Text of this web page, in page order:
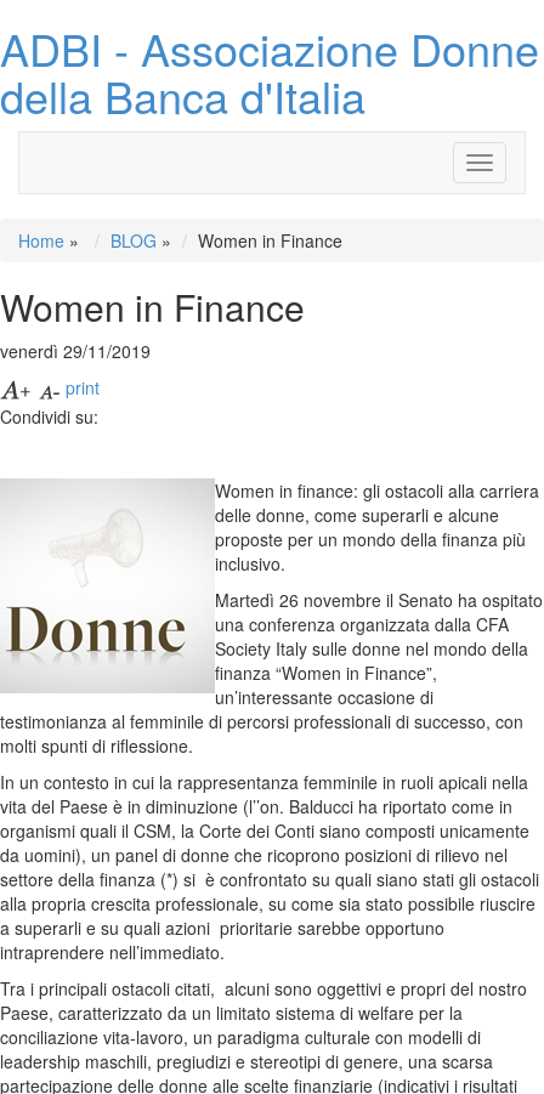
ADBI - Associazione Donne
della Banca d'Italia
Toggle
Home » BLOG » Women in Finance
Women in Finance
venerdì 29/11/2019
print
Condividi su:
Women in finance: gli ostacoli alla carriera
delle donne, come superarli e alcune
proposte per un mondo della finanza più
inclusivo.
Martedì 26 novembre il Senato ha ospitato
una conferenza organizzata dalla CFA
Society Italy sulle donne nel mondo della
finanza “Women in Finance”,
un’interessante occasione di
testimonianza al femminile di percorsi professionali di successo, con
molti spunti di riflessione.
In un contesto in cui la rappresentanza femminile in ruoli apicali nella
vita del Paese è in diminuzione (l’’on. Balducci ha riportato come in
organismi quali il CSM, la Corte dei Conti siano composti unicamente
da uomini), un panel di donne che ricoprono posizioni di rilievo nel
settore della finanza (*) si è confrontato su quali siano stati gli ostacoli
alla propria crescita professionale, su come sia stato possibile riuscire
a superarli e su quali azioni prioritarie sarebbe opportuno
intraprendere nell’immediato.
Tra i principali ostacoli citati, alcuni sono oggettivi e propri del nostro
Paese, caratterizzato da un limitato sistema di welfare per la
conciliazione vita-lavoro, un paradigma culturale con modelli di
leadership maschili, pregiudizi e stereotipi di genere, una scarsa
partecipazione delle donne alle scelte finanziarie (indicativi i risultati